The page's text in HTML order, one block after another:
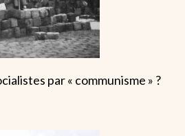
par « communisme » ?